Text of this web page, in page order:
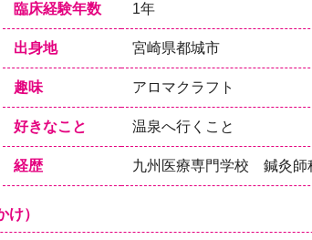
臨床経験年数 1年
出身地 宮崎県都城市
趣味 アロマクラフト
好きなこと 温泉へ行くこと
経歴 九州医療専門学校 鍼灸
）